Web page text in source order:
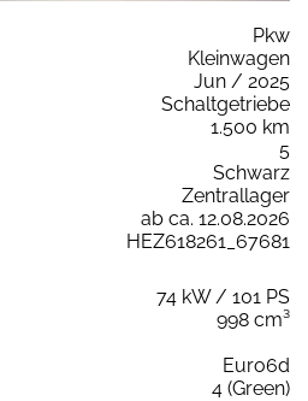
Pkw
Kleinwagen
Jun / 2025
Schaltgetriebe
1.500 km
5
Schwarz
Zentrallager
ab ca. 12.08.2026
HEZ618261_67681
74 kW / 101 PS
998 cm³
Euro6d
4 (Green)